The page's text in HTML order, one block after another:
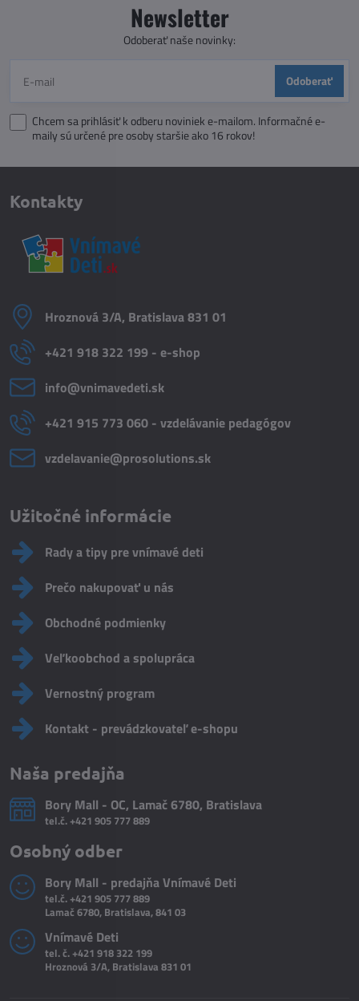
Newsletter
Odoberať naše novinky:
Odoberať
Chcem sa prihlásiť k odberu noviniek e-mailom. Informačné e-
maily sú určené pre osoby staršie ako 16 rokov!
Kontakty
Hroznová 3/A, Bratislava 831 01
+421 918 322 199 - e-shop
info​@vnimavedeti​.sk
+421 915 773 060 - vzdelávanie pedagógov
vzdelavanie​@prosolutions​.sk
Užitočné informácie
Rady a tipy pre vnímavé deti
Prečo nakupovať u nás
Obchodné podmienky
Veľkoobchod a spolupráca
Vernostný program
Kontakt - prevádzkovateľ e-shopu
Naša predajňa
Bory Mall - OC, Lamač 6780, Bratislava
tel.č.+421 905 777 889
Osobný odber
Bory Mall - predajňa Vnímavé Deti
tel.č.+421 905 777 889
Lamač 6780, Bratislava, 841 03
Vnímavé Deti
tel. č.+421 918 322 199
Hroznová 3/A, Bratislava 831 01